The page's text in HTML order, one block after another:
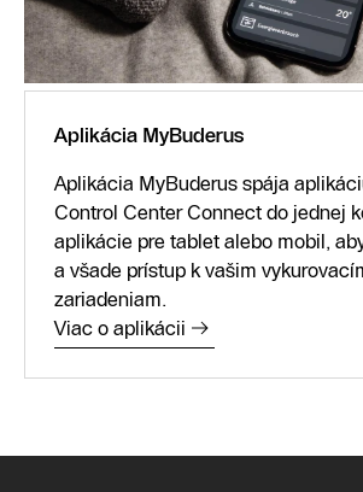
Aplikácia MyBuderus
Aplikácia MyBuderus spája
Control Center Connect do jednej
aplikácie pre tablet alebo mobil,
a všade prístup k vašim
zariadeniam.
Viac o aplikácii